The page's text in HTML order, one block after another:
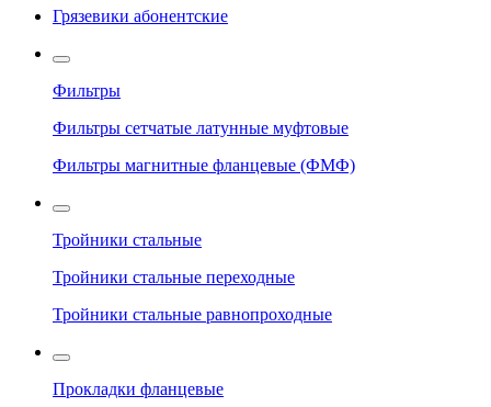
Грязевики абонентские
Фильтры
Фильтры сетчатые латунные муфтовые
Фильтры магнитные фланцевые (ФМФ)
Тройники стальные
Тройники стальные переходные
Тройники стальные равнопроходные
Прокладки фланцевые